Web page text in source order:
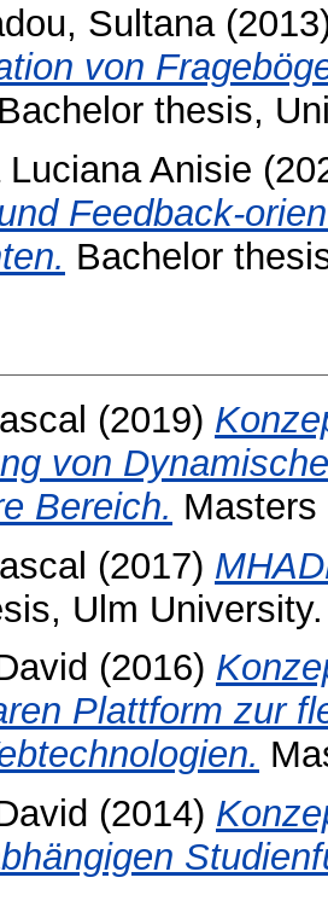
Sultana
von
Bachelor thesis,
Anisie
Feedback-
Bachelor
(2019)
von
Bereich.
(2017)
Ulm University.
(2016)
Plattform zur
(2014)